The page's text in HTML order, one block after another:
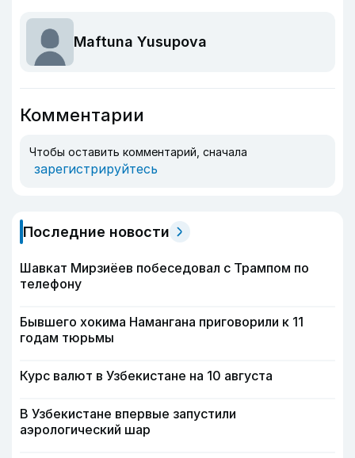
Maftuna Yusupova
Комментарии
Чтобы оставить комментарий, сначала
зарегистрируйтесь
Последние новости
Шавкат Мирзиёев побеседовал с Трампом по
телефону
Бывшего хокима Намангана приговорили к 11
годам тюрьмы
Курс валют в Узбекистане на 10 августа
В Узбекистане впервые запустили
аэрологический шар